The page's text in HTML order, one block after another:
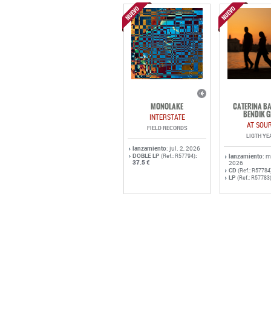
MONOLAKE
INTERSTATE
FIELD RECORDS
lanzamiento: jul. 2, 2026
DOBLE LP (Ref.: R57794):
37.5 €
CATERINA
BENDIK
AT
LIGTH
lanzamiento:
2026
CD (Ref.:
LP (Ref.: R57783)